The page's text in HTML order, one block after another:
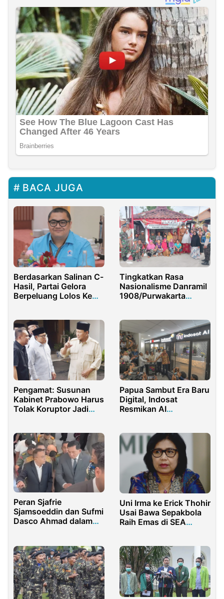
BACA JUGA
Berdasarkan Salinan C-
Hasil, Partai Gelora
Berpeluang Lolos Ke
Tingkatkan Rasa
Nasionalisme Danramil
1908/Purwakarta
Pengamat: Susunan
Kabinet Prabowo Harus
Tolak Koruptor Jadi
Papua Sambut Era Baru
Digital, Indosat
Resmikan AI
Peran Sjafrie
Sjamsoeddin dan Sufmi
Dasco Ahmad dalam
Uni Irma ke Erick Thohir
Usai Bawa Sepakbola
Raih Emas di SEA